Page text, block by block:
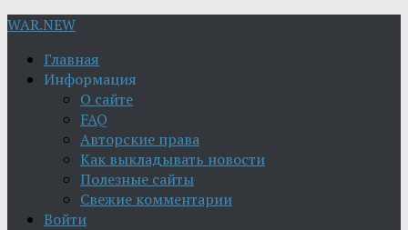
WAR.NEW
Главная
Информация
О сайте
FAQ
Авторские права
Как выкладывать новости
Полезные сайты
Свежие комментарии
Войти